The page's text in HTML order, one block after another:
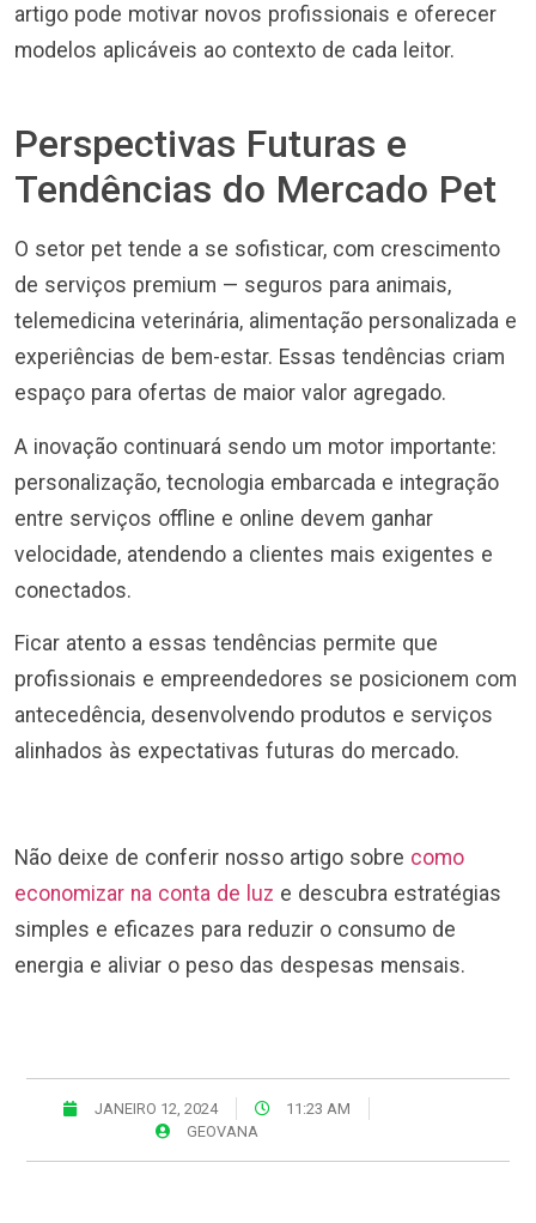
artigo pode motivar novos profissionais e oferecer
modelos aplicáveis ao contexto de cada leitor.
Perspectivas Futuras e
Tendências do Mercado Pet
O setor pet tende a se sofisticar, com crescimento
de serviços premium — seguros para animais,
telemedicina veterinária, alimentação personalizada e
experiências de bem-estar. Essas tendências criam
espaço para ofertas de maior valor agregado.
A inovação continuará sendo um motor importante:
personalização, tecnologia embarcada e integração
entre serviços offline e online devem ganhar
velocidade, atendendo a clientes mais exigentes e
conectados.
Ficar atento a essas tendências permite que
profissionais e empreendedores se posicionem com
antecedência, desenvolvendo produtos e serviços
alinhados às expectativas futuras do mercado.
Não deixe de conferir nosso artigo sobre como
economizar na conta de luz e descubra estratégias
simples e eficazes para reduzir o consumo de
energia e aliviar o peso das despesas mensais.
JANEIRO 12, 2024
11:23 AM
GEOVANA